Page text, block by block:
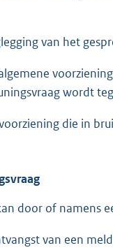
van het
wordt
die in
door of namens
van een